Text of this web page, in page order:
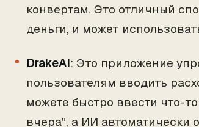
конвертам. Это отличный
деньги, и может
DrakeAI: Это приложение
пользователям вводить
можете быстро ввести что-
вчера", а ИИ автоматически